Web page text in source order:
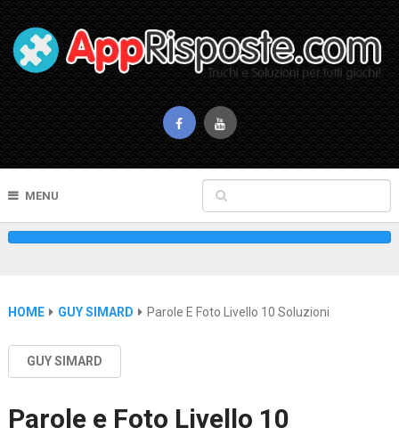
MENU
HOME GUY SIMARD Parole E Foto Livello 10 Soluzioni
GUY SIMARD
Parole e Foto Livello 10